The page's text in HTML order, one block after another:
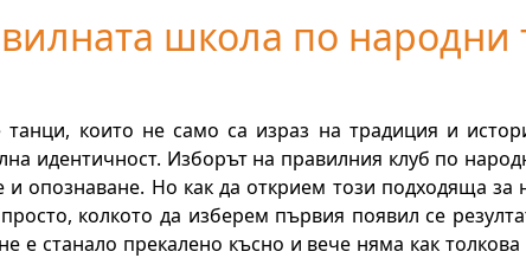
школа по народни
които не само са израз на традиция и
идентичност. Изборът на правилния клуб по
опознаване. Но как да открием този подходяща за
колкото да изберем първия появил се
е станало прекалено късно и вече няма как